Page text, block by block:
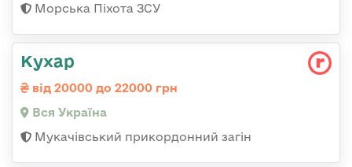
Морська Піхота ЗСУ
Кухар
від 20000 до 22000 грн
Вся Україна
Мукачівський прикордонний загін